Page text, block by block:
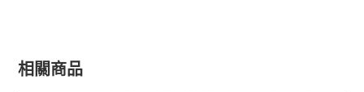
相關商品